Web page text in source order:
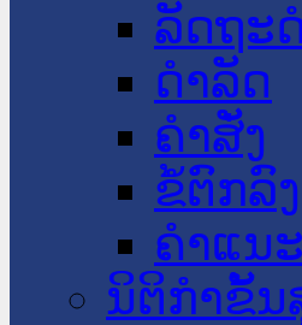
ລັດຖະ
ດໍາລັດ
ຄໍາສັ່ງ
ຂໍ້ຕົກລົງ
ຄໍາແນ
ນິຕິກໍາຂັ້ນ